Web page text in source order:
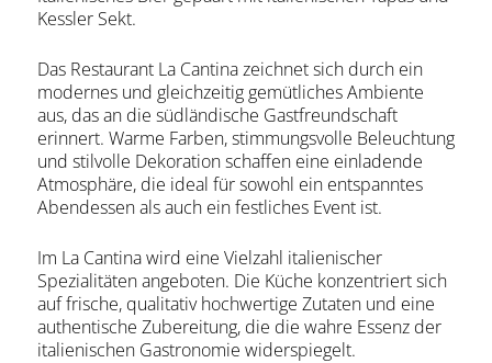
Kessler Sekt.
Das Restaurant La Cantina zeichnet sich durch ein
modernes und gleichzeitig gemütliches Ambiente
aus, das an die südländische Gastfreundschaft
erinnert. Warme Farben, stimmungsvolle Beleuchtung
und stilvolle Dekoration schaffen eine einladende
Atmosphäre, die ideal für sowohl ein entspanntes
Abendessen als auch ein festliches Event ist.
Im La Cantina wird eine Vielzahl italienischer
Spezialitäten angeboten. Die Küche konzentriert sich
auf frische, qualitativ hochwertige Zutaten und eine
authentische Zubereitung, die die wahre Essenz der
italienischen Gastronomie widerspiegelt.